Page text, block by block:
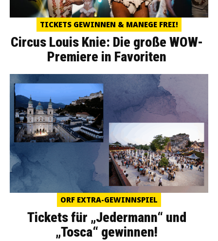
TICKETS GEWINNEN & MANEGE FREI!
Circus Louis Knie: Die große WOW-
Premiere in Favoriten
ORF EXTRA-GEWINNSPIEL
Tickets für „Jedermann“ und
„Tosca“ gewinnen!